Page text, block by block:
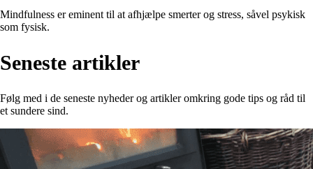
Mindfulness er eminent til at afhjælpe smerter og stress, såvel psykisk
som fysisk.
Seneste artikler
Følg med i de seneste nyheder og artikler omkring gode tips og råd til
et sundere sind.